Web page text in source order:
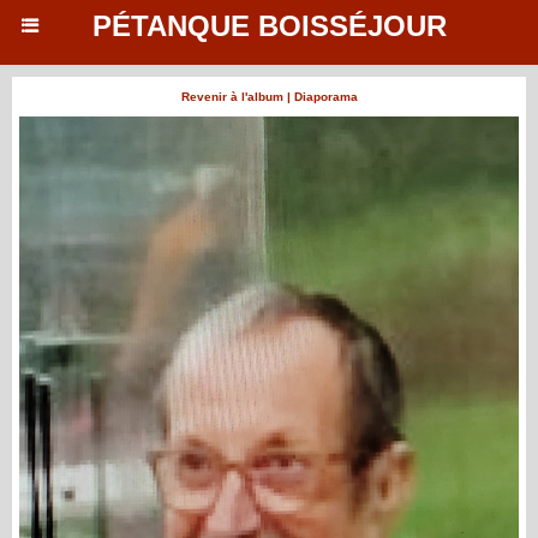
PÉTANQUE BOISSÉJOUR
Revenir à l'album | Diaporama